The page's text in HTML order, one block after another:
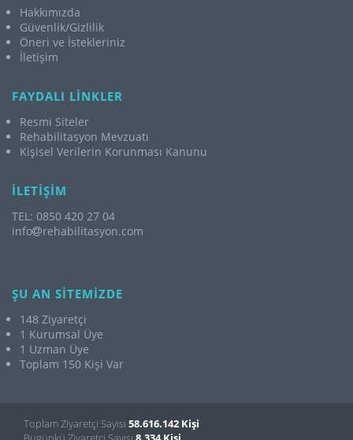
Hakkımızda
Güvenlik/Gizlilik
Öneri ve İstekleriniz
İletişim
FAYDALI LİNKLER
Resmi Siteler
Rehabilitasyon Mevzuatı
Kişisel Verilerin Korunması Kanunu
İLETİŞİM
TEL: 0850 420 27 04
info
rehabilitasyon.com
ŞU AN SİTEMİZDE
148 Ziyaretçi
1 Kurumsal Üye
1 Uzman Üye
Toplam 150 Kişi Var
Toplam Ziyaretçi Sayısı 58.616.142 Kişi